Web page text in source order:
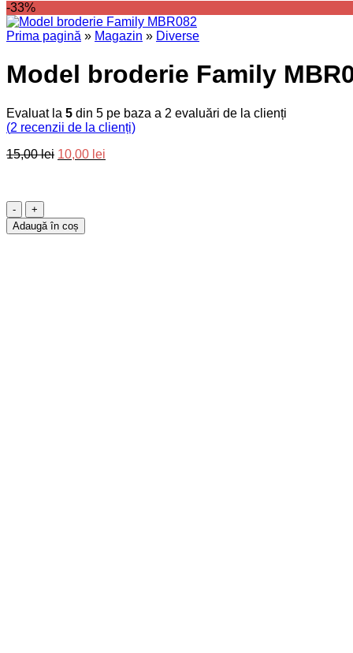
-33%
Prima pagină » Magazin » Diverse
Model broderie Family
Evaluat la 5 din 5 pe baza a 2 evaluări de la clienți
(2 recenzii de la clienți)
15,00lei Prețul
10,00 lei
Cantitate
Model
broderie
Adaugă în coș